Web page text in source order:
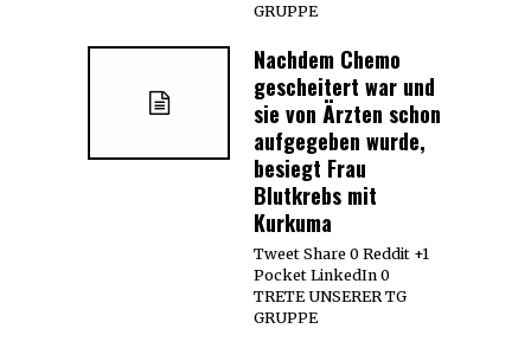
GRUPPE
Nachdem Chemo
gescheitert war und
sie von Ärzten schon
aufgegeben wurde,
besiegt Frau
Blutkrebs mit
Kurkuma
Tweet Share 0 Reddit +1
Pocket LinkedIn 0
TRETE UNSERER TG
GRUPPE